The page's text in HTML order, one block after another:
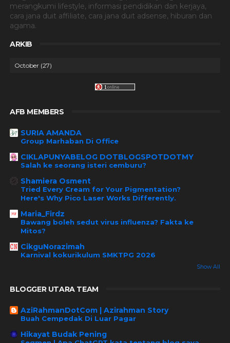
merangkumi lifestyle, informasi pendidikan dan kerjaya,
cara jana duit affiliate, cara jana duit adsense, hiburan dan
agama.
ARKIB
AFB MEMBERS
SURIA AMANDA
Group Marhaban Di Office
CIKLAPUNYABELOG DOTBLOGSPOTDOTMY
Salah ke seorang isteri cemburu?
Shamiera Osment
Tried Every Cream for Your Pigmentation?
Here's Why Pico Laser Works Differently.
Maria_Firdz
Bawang boleh sedut virus influenza? Fakta ke
Mitos?
CikguNorazimah
Karnival kokurikulum SMKTPG 2026
Show All
BLOGGER UTARA TEAM
AziRahmanDotCom | Azirahman Story
Buah Cempedak Di Luar Pagar
Hikayat Budak Pening